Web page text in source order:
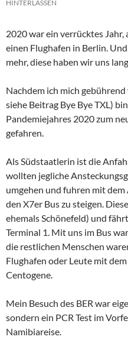
HINTERLASSEN
2020 war ein verrücktes
einen Flughafen in Berlin.
mehr, diese haben wir uns
Nachdem ich mich
siehe Beitrag Bye Bye TXL)
Pandemiejahres 2020 zum
gefahren.
Als Südstaatlerin ist die
wollten jegliche
umgehen und fuhren mit
den X7er Bus zu steigen.
ehemals Schönefeld) und
Terminal 1. Mit uns im Bus
die restlichen Menschen
Flughafen oder Leute mit
Centogene.
Mein Besuch des BER war
sondern ein PCR Test im
Namibiareise.